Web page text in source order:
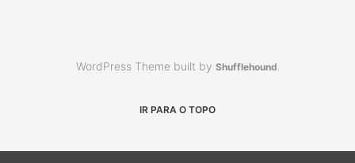
WordPress Theme built by Shufflehound.
IR PARA O TOPO